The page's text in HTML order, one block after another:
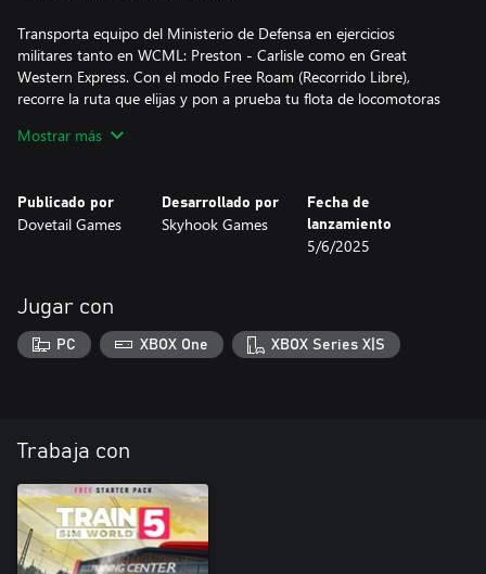
Transporta equipo del Ministerio de Defensa en ejercicios
militares tanto en WCML: Preston - Carlisle como en Great
Western Express. Con el modo Free Roam (Recorrido Libre),
recorre la ruta que elijas y pon a prueba tu flota de locomotoras
Mostrar más
Publicado por
Dovetail Games
Desarrollado por
Skyhook Games
Fecha de
lanzamiento
5/6/2025
Jugar con
PC XBOX One XBOX Series X|S
Trabaja con